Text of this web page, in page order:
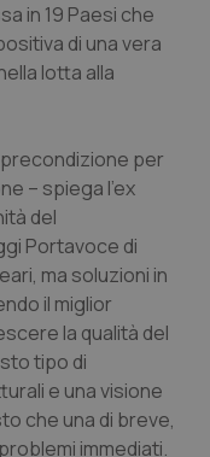
in 19 Paesi che
di una vera
lotta alla
precondizione per
– spiega l'ex
del
Portavoce di
ma soluzioni in
il miglior
la qualità del
tipo di
e una visione
che una di breve,
immediati.